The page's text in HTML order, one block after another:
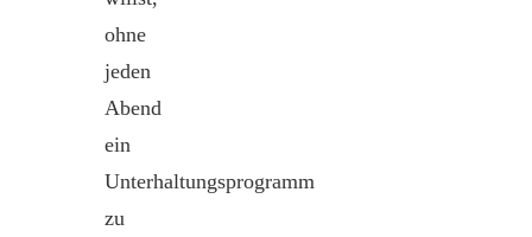
ohne
jeden
Abend
ein
Unterhaltungsprogramm
zu